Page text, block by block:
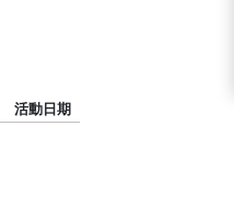
活動日期